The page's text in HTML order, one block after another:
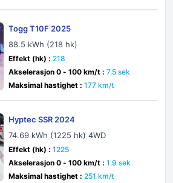
Togg T10F 2025
88.5 kWh (218 hk)
Effekt (hk) : 218
Akselerasjon 0 - 100 km/t : 7.5 sek
Maksimal hastighet : 177 km/t
Hyptec SSR 2024
74.69 kWh (1225 hk) 4WD
Effekt (hk) : 1225
Akselerasjon 0 - 100 km/t : 1.9 sek
Maksimal hastighet : 251 km/t